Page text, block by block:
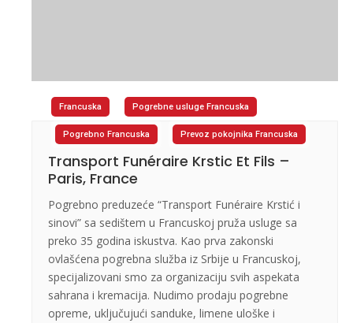
Francuska Pogrebne usluge Francuska
Pogrebno Francuska Prevoz pokojnika Francuska
Transport Funéraire Krstic Et Fils –
Paris, France
Pogrebno preduzeće “Transport Funéraire Krstić i
sinovi” sa sedištem u Francuskoj pruža usluge sa
preko 35 godina iskustva. Kao prva zakonski
ovlašćena pogrebna služba iz Srbije u Francuskoj,
specijalizovani smo za organizaciju svih aspekata
sahrana i kremacija. Nudimo prodaju pogrebne
opreme, uključujući sanduke, limene uloške i